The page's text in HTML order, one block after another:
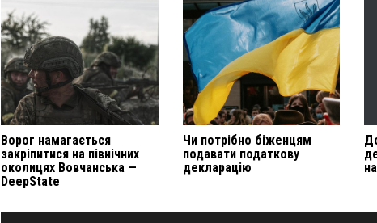
Ворог намагається
закріпитися на північних
околицях Вовчанська —
DeepState
Чи потрібно біженцям
подавати податкову
декларацію